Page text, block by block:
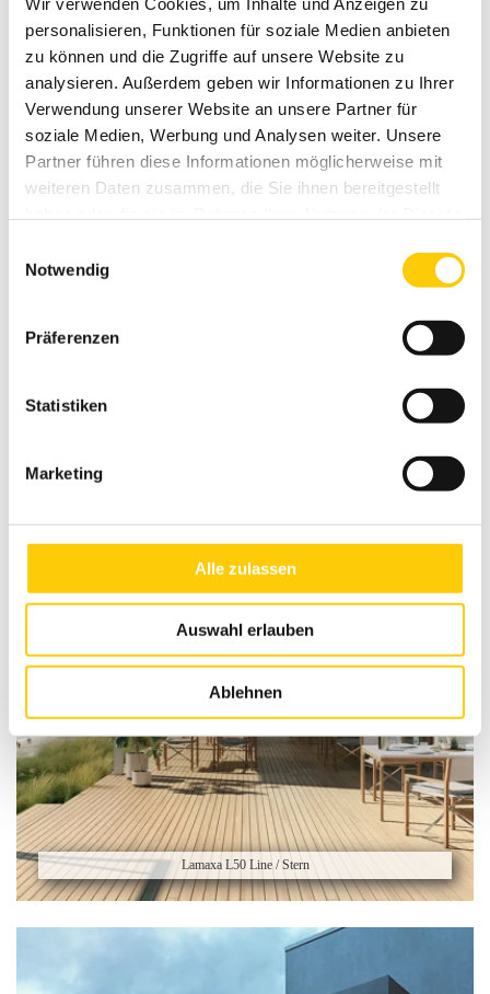
personalisieren, Funktionen für soziale Medien anbieten
zu können und die Zugriffe auf unsere Website zu
analysieren. Außerdem geben wir Informationen zu Ihrer
Verwendung unserer Website an unsere Partner für
soziale Medien, Werbung und Analysen weiter. Unsere
Partner führen diese Informationen möglicherweise mit
weiteren Daten zusammen, die Sie ihnen bereitgestellt
Notwendig
Präferenzen
Statistiken
Marketing
Alle zulassen
Auswahl erlauben
Ablehnen
Lamaxa L50 Line / Stern